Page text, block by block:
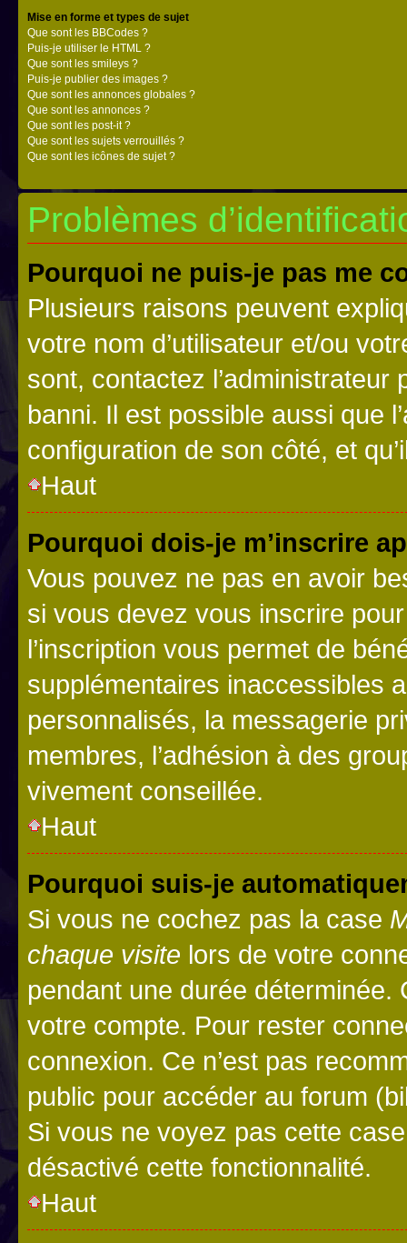
Mise en forme et types de sujet
Que sont les BBCodes ?
Puis-je utiliser le HTML ?
Que sont les smileys ?
Puis-je publier des images ?
Que sont les annonces globales ?
Que sont les annonces ?
Que sont les post-it ?
Que sont les sujets verrouillés ?
Que sont les icônes de sujet ?
Problèmes
Pourquoi ne puis-je pas me
Plusieurs raisons peuvent
votre nom d’utilisateur et/ou
sont, contactez l’administrateur
banni. Il est possible aussi que
configuration de son côté, et
Haut
Pourquoi dois-je m’inscrire
Vous pouvez ne pas en avoir
si vous devez vous inscrire
l’inscription vous permet de
supplémentaires inaccessibles
personnalisés, la messagerie
membres, l’adhésion à des
vivement conseillée.
Haut
Pourquoi suis-je
Si vous ne cochez pas la case
chaque visite lors de votre
pendant une durée déterminée.
votre compte. Pour rester
connexion. Ce n’est pas
public pour accéder au forum
Si vous ne voyez pas cette
désactivé cette fonctionnalité.
Haut